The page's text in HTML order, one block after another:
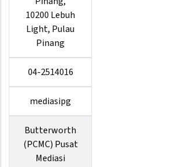
10200 Lebuh
Light, Pulau
Pinang
04-2514016
mediasipg
Butterworth
(PCMC) Pusat
Mediasi